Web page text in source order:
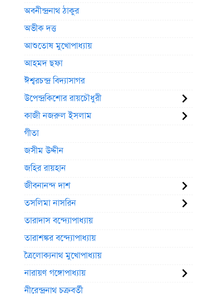
অবনীন্দ্রনাথ ঠাকুর
অভীক দত্ত
আশুতোষ মুখোপাধ্যায়
আহমদ ছফা
ঈশ্বরচন্দ্র বিদ্যাসাগর
উপেন্দ্রকিশোর রায়চৌধুরী
কাজী নজরুল ইসলাম
গীতা
জসীম উদ্দীন
জহির রায়হান
জীবনানন্দ দাশ
তসলিমা নাসরিন
তারাদাস বন্দ্যোপাধ্যায়
তারাশঙ্কর বন্দ্যোপাধ্যায়
ত্রৈলোক্যনাথ মুখোপাধ্যায়
নারায়ণ গঙ্গোপাধ্যায়
নীরেন্দ্রনাথ চক্রবর্তী